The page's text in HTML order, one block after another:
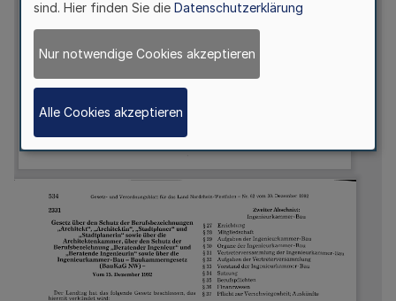
sind. Hier finden Sie die Datenschutzerklärung
Nur notwendige Cookies akzeptieren
Alle Cookies akzeptieren